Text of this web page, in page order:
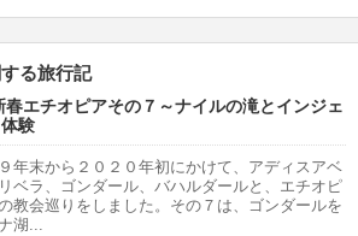
る旅行記
春エチオピアその７～ナイルの滝とインジェ
験
年末から２０２０年初にかけて、アディスアベ
ベラ、ゴンダール、バハルダールと、エチオピ
教会巡りをしました。その７は、ゴンダールを
湖...